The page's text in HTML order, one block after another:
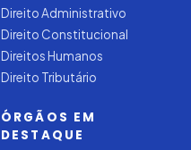
Direito Administrativo
Direito Constitucional
Direitos Humanos
Direito Tributário
ÓRGÃOS EM
DESTAQUE